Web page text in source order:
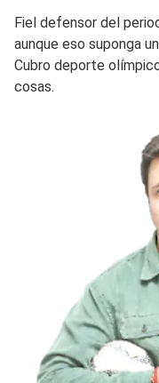
Fiel defensor del
aunque eso suponga
Cubro deporte
cosas.